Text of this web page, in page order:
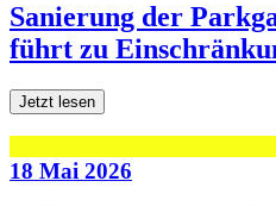
Sanierung der
führt zu
Jetzt lesen
18 Mai 2026